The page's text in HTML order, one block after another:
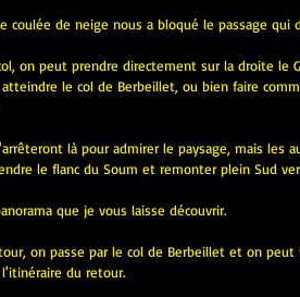
coulée de neige nous a bloqué le passage
on peut prendre directement sur la droite le
le col de Berbeillet, ou bien faire
là pour admirer le paysage, mais les
le flanc du Soum et remonter plein Sud
que je vous laisse découvrir.
on passe par le col de Berbeillet et on
du retour.